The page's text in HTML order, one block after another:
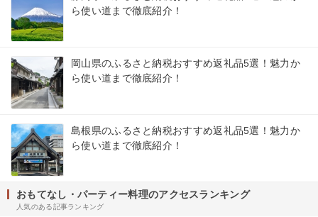
ら使い道まで徹底紹介！
岡山県のふるさと納税おすすめ返礼品5選！魅力か
ら使い道まで徹底紹介！
島根県のふるさと納税おすすめ返礼品5選！魅力か
ら使い道まで徹底紹介！
おもてなし・パーティー料理のアクセスランキング
人気のある記事ランキング